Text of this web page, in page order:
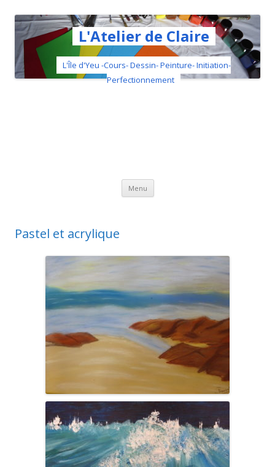
L'Atelier de Claire
L'Île d'Yeu -Cours- Dessin- Peinture- Initiation-
Perfectionnement
Menu Aller au contenu principal
Pastel et acrylique